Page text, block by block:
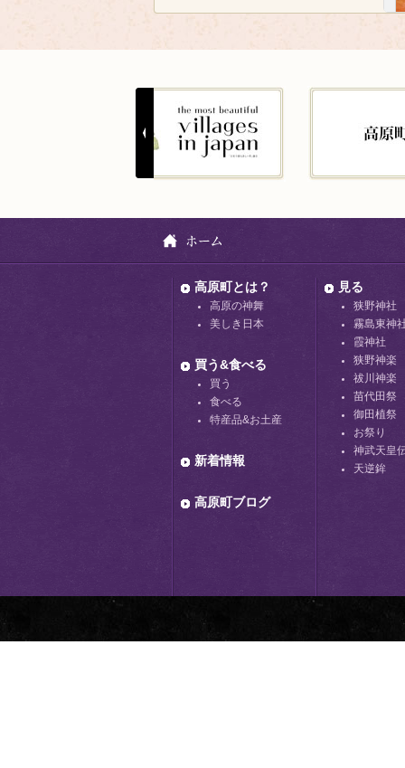
高原町とは？
高原の神舞
美しき日本
買う&食べる
買う
食べる
特産品&お土産
新着情報
高原町ブログ
見る
狭野神社
霧島東神
霞神社
狭野神楽
祓川神楽
苗代田祭
御田植祭
お祭り
神武天皇
天逆鉾